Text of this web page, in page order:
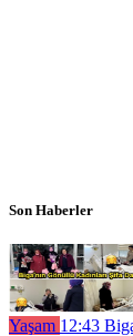
Son Haberler
Yaşam 12:43